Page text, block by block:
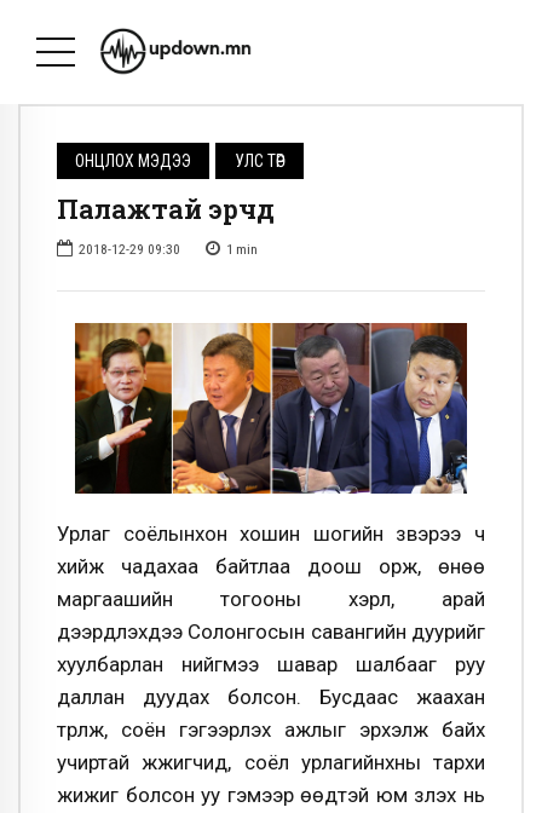
ОНЦЛОХ МЭДЭЭ УЛС ТӨР
Палажтай эрчүүд
2018-12-29 09:30 1 min
Урлаг соёлынхон хошин шогийн үзвэрээ ч
хийж чадахаа байтлаа доош орж, өнөө
маргаашийн тогооны хэрүүл, арай
дээрдүүлэхдээ Солонгосын савангийн дуурийг
хуулбарлан нийгмээ шавар шалбааг руу
даллан дуудах болсон. Бусдаас жаахан
түрүүлж, соён гэгээрүүлэх ажлыг эрхэлж байх
учиртай жүжигчид, соёл урлагийнхны тархи
жижиг болсон уу гэмээр өөдтэй юм үзүүлэх нь